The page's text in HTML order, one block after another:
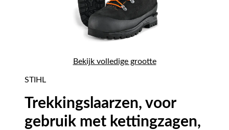
Bekijk volledige grootte
STIHL
Trekkingslaarzen, voor
gebruik met kettingzagen,